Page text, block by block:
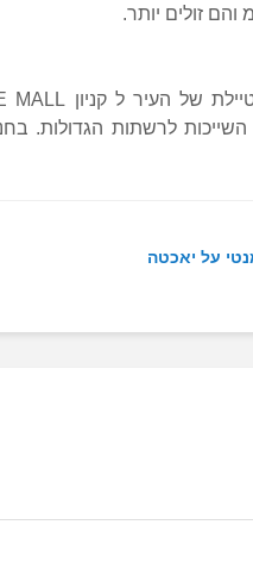
זולים יותר.
השייכות לרשתות הגדולות.
על יאכטה